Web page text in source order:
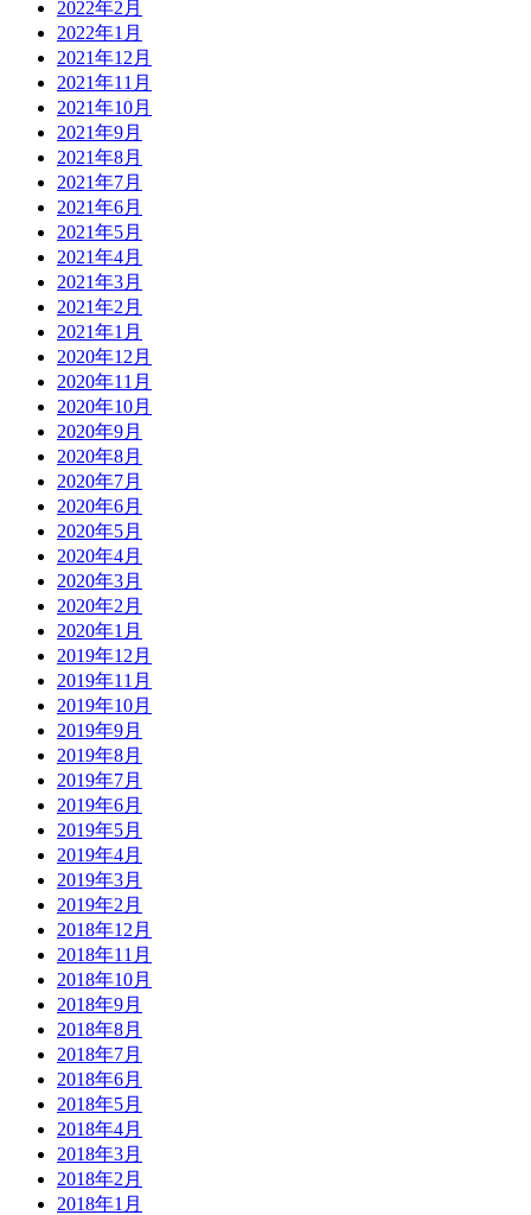
2022年2月
2022年1月
2021年12月
2021年11月
2021年10月
2021年9月
2021年8月
2021年7月
2021年6月
2021年5月
2021年4月
2021年3月
2021年2月
2021年1月
2020年12月
2020年11月
2020年10月
2020年9月
2020年8月
2020年7月
2020年6月
2020年5月
2020年4月
2020年3月
2020年2月
2020年1月
2019年12月
2019年11月
2019年10月
2019年9月
2019年8月
2019年7月
2019年6月
2019年5月
2019年4月
2019年3月
2019年2月
2018年12月
2018年11月
2018年10月
2018年9月
2018年8月
2018年7月
2018年6月
2018年5月
2018年4月
2018年3月
2018年2月
2018年1月